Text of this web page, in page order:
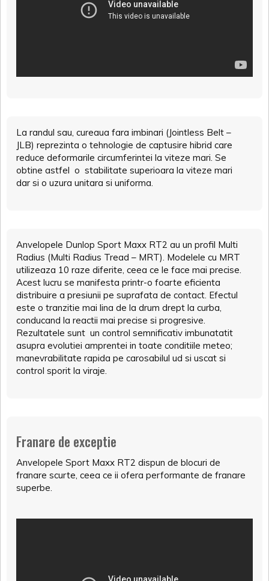
La randul sau, cureaua fara imbinari (Jointless Belt –
JLB) reprezinta o tehnologie de captusire hibrid care
reduce deformarile circumferintei la viteze mari. Se
obtine astfel o stabilitate superioara la viteze mari
dar si o uzura unitara si uniforma.
Anvelopele Dunlop Sport Maxx RT2 au un profil Multi
Radius (Multi Radius Tread – MRT). Modelele cu MRT
utilizeaza 10 raze diferite, ceea ce le face mai precise.
Acest lucru se manifesta printr-o foarte eficienta
distribuire a presiunii pe suprafata de contact. Efectul
este o tranzitie mai lina de la drum drept la curba,
conducand la reactii mai precise si progresive.
Rezultatele sunt un control semnificativ imbunatatit
asupra evolutiei amprentei in toate conditiile meteo;
manevrabilitate rapida pe carosabilul ud si uscat si
control sporit la viraje.
Franare de exceptie
Anvelopele Sport Maxx RT2 dispun de blocuri de
franare scurte, ceea ce ii ofera performante de franare
superbe.